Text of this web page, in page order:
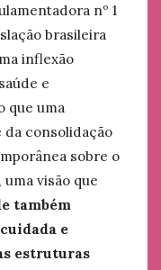
nº 1
brasileira
inflexão
e
que uma
da consolidação
sobre o
visão que
também
e
estruturas